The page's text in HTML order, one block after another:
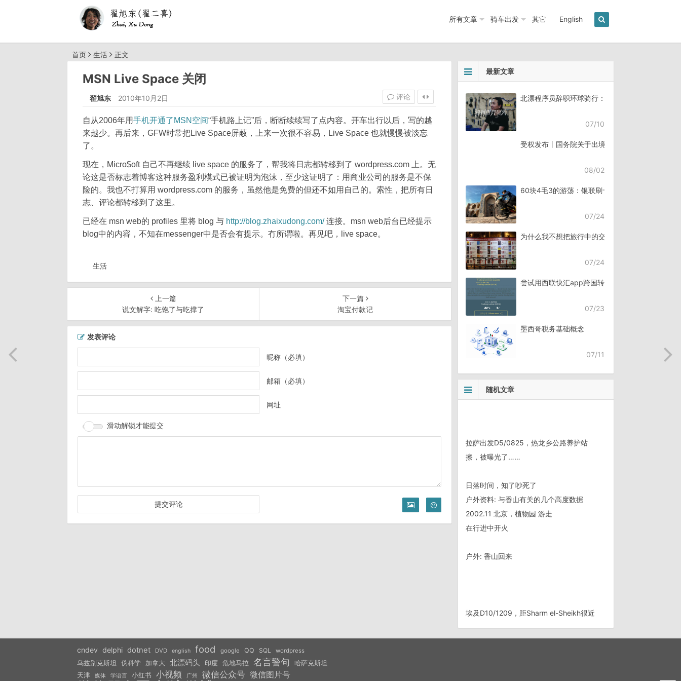
所有文章 骑车出发 其它 English
首页 生活 正文
MSN Live Space 关闭
翟旭东 2010年10月2日 评论
自从2006年用手机开通了MSN空间“手机路上记”后，断断续续写了点内容。开车出行以后，写的越
来越少。再后来，GFW时常把Live Space屏蔽，上来一次很不容易，Live Space 也就慢慢被淡忘
了。
现在，Micro$oft 自己不再继续 live space 的服务了，帮我将日志都转移到了 wordpress.com 上。无
论这是否标志着博客这种服务盈利模式已被证明为泡沫，至少这证明了：用商业公司的服务是不保
险的。我也不打算用 wordpress.com 的服务，虽然他是免费的但还不如用自己的。索性，把所有日
志、评论都转移到了这里。
已经在 msn web的 profiles 里将 blog 与 http://blog.zhaixudong.com/连接。msn web后台已经提示
blog中的内容，不知在messenger中是否会有提示。冇所谓啦。再见吧，live space。
生活
上一篇
说文解字: 吃饱了与吃撑了
下一篇
淘宝付款记
发表评论
昵称（必填）
邮箱（必填）
网址
滑动解锁才能提交
最新文章
北漂程序员辞职环球骑行：7年骑行45个国家《骑
07/10
受权发布丨国务院关于出境入境管理的规定
08/02
60块4毛3的游荡：银联刷卡失败，却扣了钱
07/24
为什么我不想把旅行中的交流，全都交给AI？
07/24
尝试用西联快汇app跨国转账
07/23
墨西哥税务基础概念
07/11
随机文章
拉萨出发D5/0825，热龙乡公路养护站
擦，被曝光了……
日落时间，知了吵死了
户外资料: 与香山有关的几个高度数据
2002.11 北京，植物园 游走
在行进中开火
户外: 香山回来
埃及D10/1209，距Sharm el-Sheikh很近
cndev delphi dotnet DVD english food google QQ SQL wordpress
乌兹别克斯坦 伪科学 加拿大 北漂码头 印度 危地马拉 名言警句 哈萨克斯坦
天津 媒体 学语言 小红书 小视频 广州 微信公众号 微信图片号